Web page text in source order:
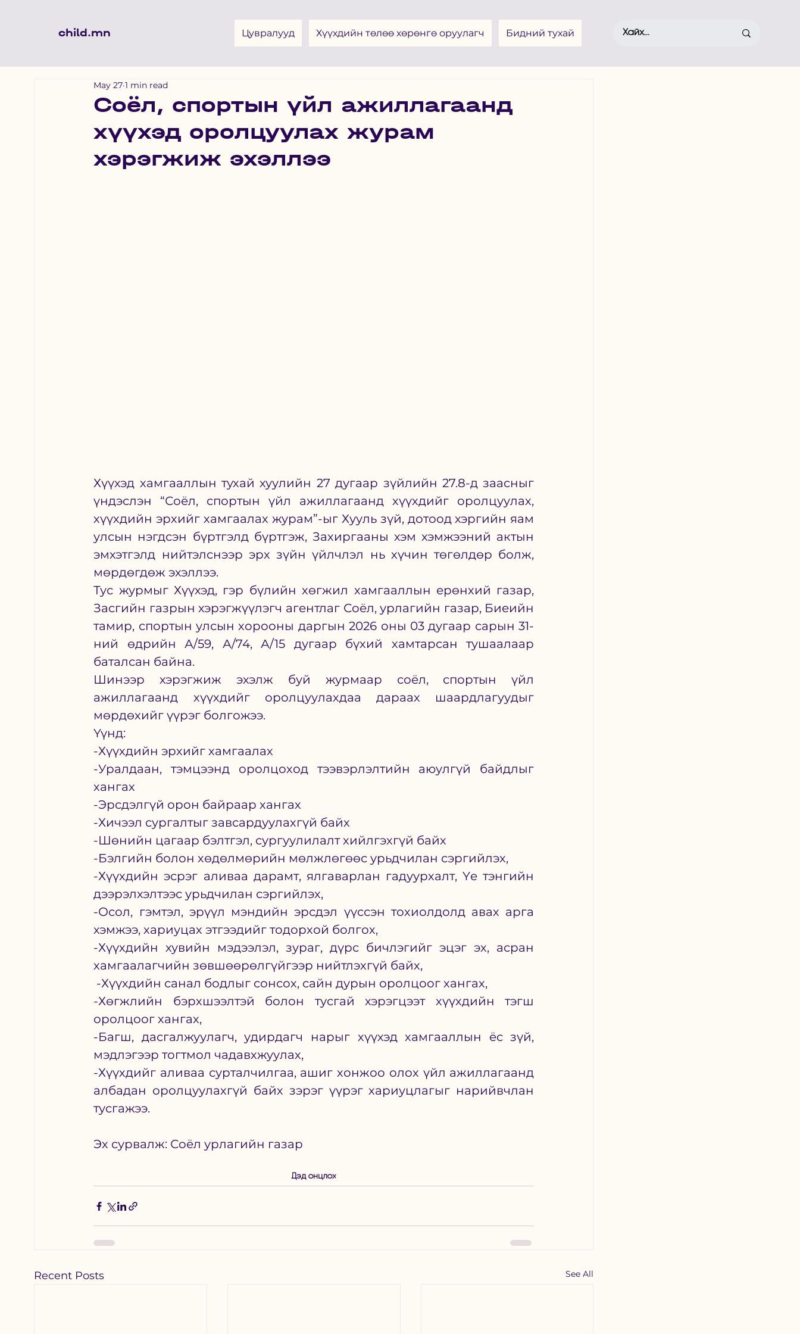
child.mn Цувралууд Хүүхдийн төлөө хөрөнгө оруулагч Бидний тухай
Соёл, спортын үйл ажиллагаанд
хүүхэд оролцуулах журам
хэрэгжиж эхэллээ
May 27 1 min read
Хүүхэд хамгааллын тухай хуулийн 27 дугаар зүйлийн 27.8-д заасныг
үндэслэн “Соёл, спортын үйл ажиллагаанд хүүхдийг оролцуулах,
хүүхдийн эрхийг хамгаалах журам”-ыг Хууль зүй, дотоод хэргийн яам
улсын нэгдсэн бүртгэлд бүртгэж, Захиргааны хэм хэмжээний актын
эмхэтгэлд нийтэлснээр эрх зүйн үйлчлэл нь хүчин төгөлдөр болж,
мөрдөгдөж эхэллээ.
Тус журмыг Хүүхэд, гэр бүлийн хөгжил хамгааллын ерөнхий газар,
Засгийн газрын хэрэгжүүлэгч агентлаг Соёл, урлагийн газар, Биеийн
тамир, спортын улсын хорооны даргын 2026 оны 03 дугаар сарын 31-
ний өдрийн А/59, А/74, А/15 дугаар бүхий хамтарсан тушаалаар
баталсан байна.
Шинээр хэрэгжиж эхэлж буй журмаар соёл, спортын үйл
ажиллагаанд хүүхдийг оролцуулахдаа дараах шаардлагуудыг
мөрдөхийг үүрэг болгожээ.
Үүнд:
-Хүүхдийн эрхийг хамгаалах
-Уралдаан, тэмцээнд оролцоход тээвэрлэлтийн аюулгүй байдлыг
хангах
-Эрсдэлгүй орон байраар хангах
-Хичээл сургалтыг завсардуулахгүй байх
-Шөнийн цагаар бэлтгэл, сургуулилалт хийлгэхгүй байх
-Бэлгийн болон хөдөлмөрийн мөлжлөгөөс урьдчилан сэргийлэх,
-Хүүхдийн эсрэг аливаа дарамт, ялгаварлан гадуурхалт, Үе тэнгийн
дээрэлхэлтээс урьдчилан сэргийлэх,
-Осол, гэмтэл, эрүүл мэндийн эрсдэл үүссэн тохиолдолд авах арга
хэмжээ, хариуцах этгээдийг тодорхой болгох,
-Хүүхдийн хувийн мэдээлэл, зураг, дүрс бичлэгийг эцэг эх, асран
хамгаалагчийн зөвшөөрөлгүйгээр нийтлэхгүй байх,
-Хүүхдийн санал бодлыг сонсох, сайн дурын оролцоог хангах,
-Хөгжлийн бэрхшээлтэй болон тусгай хэрэгцээт хүүхдийн тэгш
оролцоог хангах,
-Багш, дасгалжуулагч, удирдагч нарыг хүүхэд хамгааллын ёс зүй,
мэдлэгээр тогтмол чадавхжуулах,
-Хүүхдийг аливаа сурталчилгаа, ашиг хонжоо олох үйл ажиллагаанд
албадан оролцуулахгүй байх зэрэг үүрэг хариуцлагыг нарийвчлан
тусгажээ.
Эх сурвалж: Соёл урлагийн газар
Дэд онцлох
Recent Posts See All